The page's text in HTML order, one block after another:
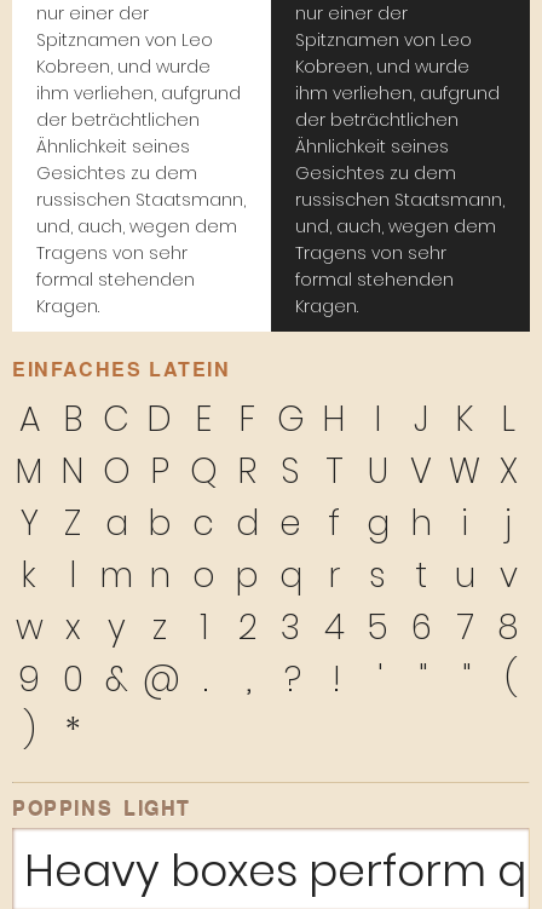
nur einer der
Spitznamen von Leo
Kobreen, und wurde
ihm verliehen, aufgrund
der beträchtlichen
Ähnlichkeit seines
Gesichtes zu dem
russischen Staatsmann,
und, auch, wegen dem
Tragens von sehr
formal stehenden
Kragen.
nur einer der
Spitznamen von Leo
Kobreen, und wurde
ihm verliehen, aufgrund
der beträchtlichen
Ähnlichkeit seines
Gesichtes zu dem
russischen Staatsmann,
und, auch, wegen dem
Tragens von sehr
formal stehenden
Kragen.
EINFACHES LATEIN
A B C D E F G H I J K
L
M N O P Q R S T U V W X
Y Z a b c d e f g h i
j
k
l m n o p q r s t u v
w x y z 1 2 3 4 5 6 7 8
9 0 & @ . , ? ! ' " "
(
)
*
POPPINS LIGHT
Heavy boxes perform